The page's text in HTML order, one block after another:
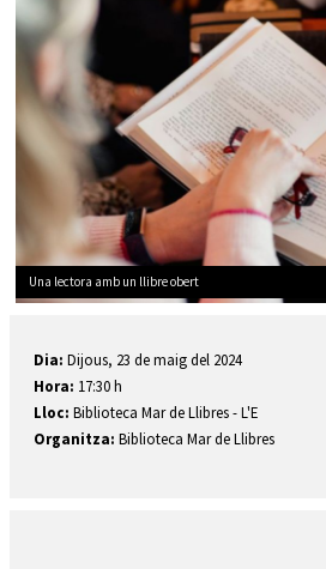
Una lectora amb un llibre obert
Dia: Dijous, 23 de maig del 2024
Hora: 17:30 h
Lloc: Biblioteca Mar de Llibres - L'E
Organitza: Biblioteca Mar de Llibres